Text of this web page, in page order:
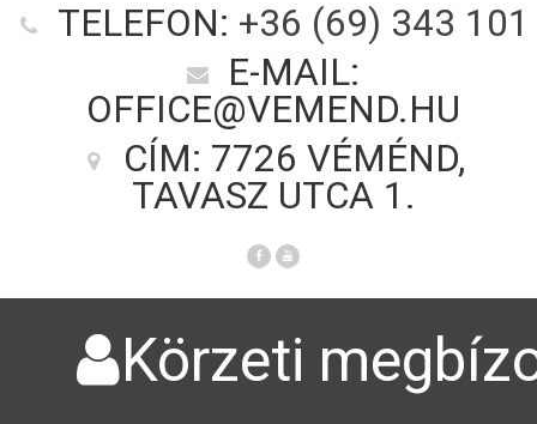
TELEFON: +36 (69) 343 101
E-MAIL:
OFFICE@VEMEND.HU
CÍM: 7726 VÉMÉND,
TAVASZ UTCA 1.
Körzeti